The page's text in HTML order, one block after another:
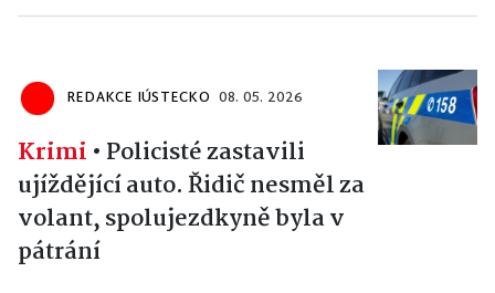
REDAKCE IÚSTECKO 08. 05. 2026
Krimi • Policisté zastavili
ujíždějící auto. Řidič nesměl za
volant, spolujezdkyně byla v
pátrání